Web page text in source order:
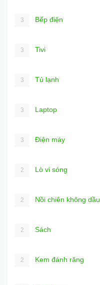
3 Bếp điện
3 Tivi
3 Tủ lạnh
3 Laptop
3 Điện máy
2 Lò vi sóng
2 Nồi chiên không dầu
2 Sách
2 Kem đánh răng